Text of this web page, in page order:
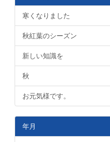
寒くなりました
秋紅葉のシーズン
新しい知識を
秋
お元気様です。
年月